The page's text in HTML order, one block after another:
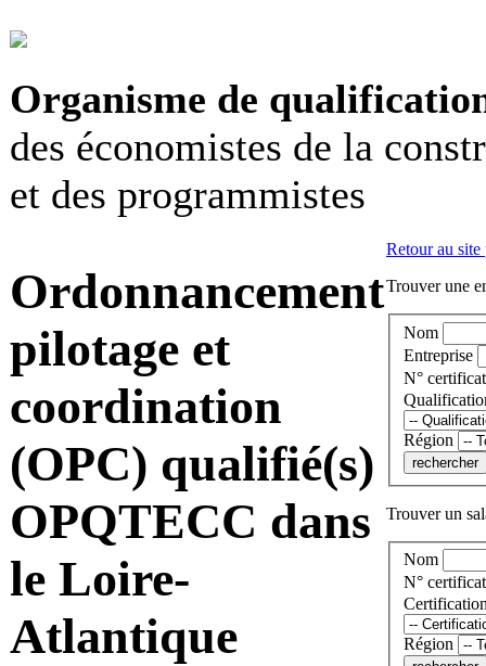
Organisme de
des économistes de la
et des programmistes
Ordonnancement
pilotage et
coordination
(OPC) qualifié(s)
OPQTECC dans
le Loire-
Atlantique
Retour au
Trouver une
Nom
Entreprise
N° certificat
Région
Trouver un
Nom
N° certificat
Région